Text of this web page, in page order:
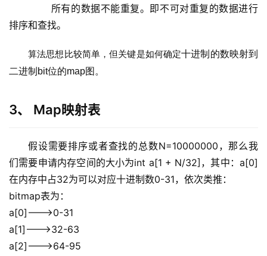
所有的数据不能重复。即不可对重复的数据进行
排序和查找。
算法思想比较简单，但关键是如何确定十进制的数映射到
二进制bit位的map图。
3、 Map映射表
假设需要排序或者查找的总数N=10000000，那么我
们需要申请内存空间的大小为int a[1 + N/32]，其中：a[0]
在内存中占32为可以对应十进制数0-31，依次类推：
bitmap表为：
a[0]———>0-31
a[1]———>32-63
a[2]———>64-95